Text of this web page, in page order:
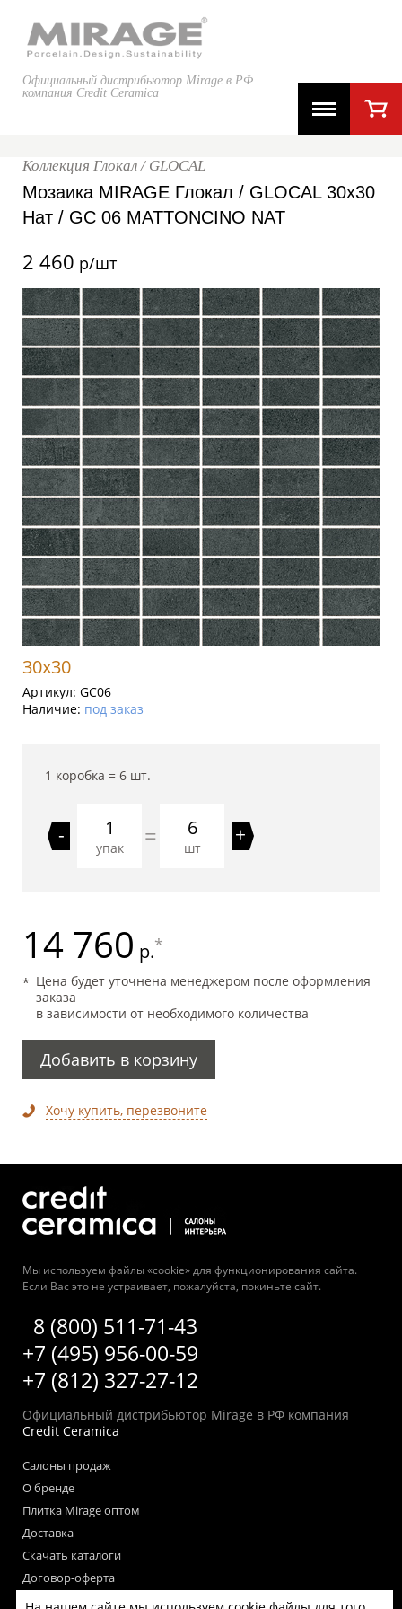
Официальный дистрибьютор Mirage в РФ
компания Credit Ceramica
Коллекция Глокал / GLOCAL
Мозаика MIRAGE Глокал / GLOCAL 30x30
Нат / GC 06 MATTONCINO NAT
2 460 р/шт
30x30
Артикул: GC06
Наличие: под заказ
1 коробка = 6 шт.
-
упак = 6
шт
+
14 760 р.*
Цена будет уточнена менеджером после оформления
заказа
в зависимости от необходимого количества
Добавить в корзину
Хочу купить, перезвоните
Мы используем файлы «cookie» для функционирования сайта.
Если Вас это не устраивает, пожалуйста, покиньте сайт.
8 (800) 511-71-43
+7 (495) 956-00-59
+7 (812) 327-27-12
Официальный дистрибьютор Mirage в РФ компания
Credit Ceramica
Салоны продаж
О бренде
Плитка Mirage оптом
Доставка
Скачать каталоги
Договор-оферта
Пользовательское соглашение